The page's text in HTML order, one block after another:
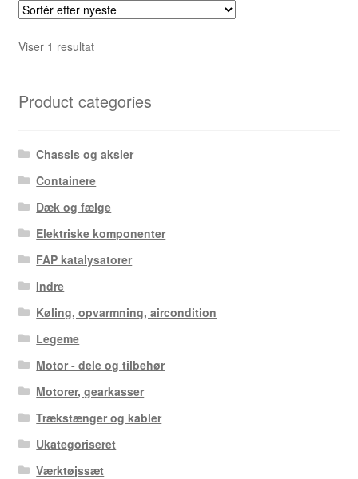
Viser 1 resultat
Product categories
Chassis og aksler
Containere
Dæk og fælge
Elektriske komponenter
FAP katalysatorer
Indre
Køling, opvarmning, aircondition
Legeme
Motor - dele og tilbehør
Motorer, gearkasser
Trækstænger og kabler
Ukategoriseret
Værktøjssæt